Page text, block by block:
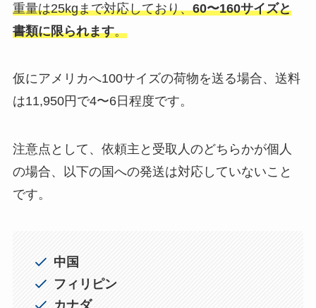
重量は25kgまで対応しており、60〜160サイズと
書類に限られます。
仮にアメリカへ100サイズの荷物を送る場合、送料
は11,950円で4〜6日程度です。
注意点として、依頼主と受取人のどちらかが個人
の場合、以下の国への発送は対応していないこと
です。
中国
フィリピン